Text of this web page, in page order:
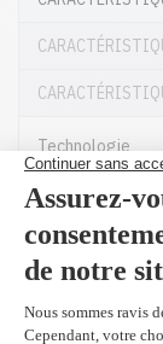
Technologie
Vitesse